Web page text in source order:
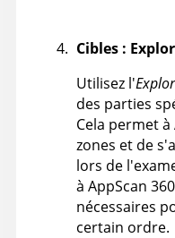
Cibles :
Utilisez l'
des parties
Cela permet à
zones et de
lors de
à AppScan
nécessaires
certain ordre.